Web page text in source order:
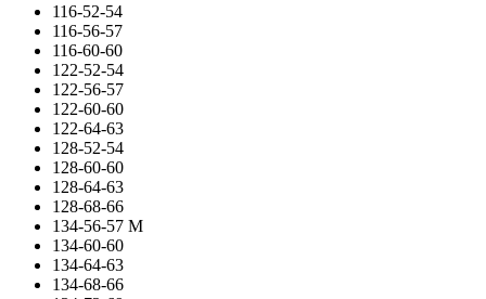
116-52-54
116-56-57
116-60-60
122-52-54
122-56-57
122-60-60
122-64-63
128-52-54
128-60-60
128-64-63
128-68-66
134-56-57 М
134-60-60
134-64-63
134-68-66